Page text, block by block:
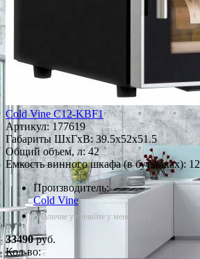
Cold Vine C12-KBF1
Артикул:177619
Габариты ШxГxВ: 39.5x52x51.5
Общий объем, л: 42
Емкость винного шкафа (в бутылках): 12
Производитель:
Cold Vine
*Наличие уточняйте у менеджера
33490руб.
Кол-во: